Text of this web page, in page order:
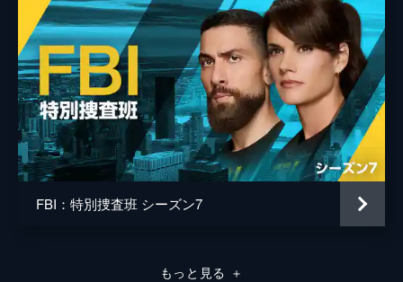
FBI：特別捜査班 シーズン7
もっと見る ＋